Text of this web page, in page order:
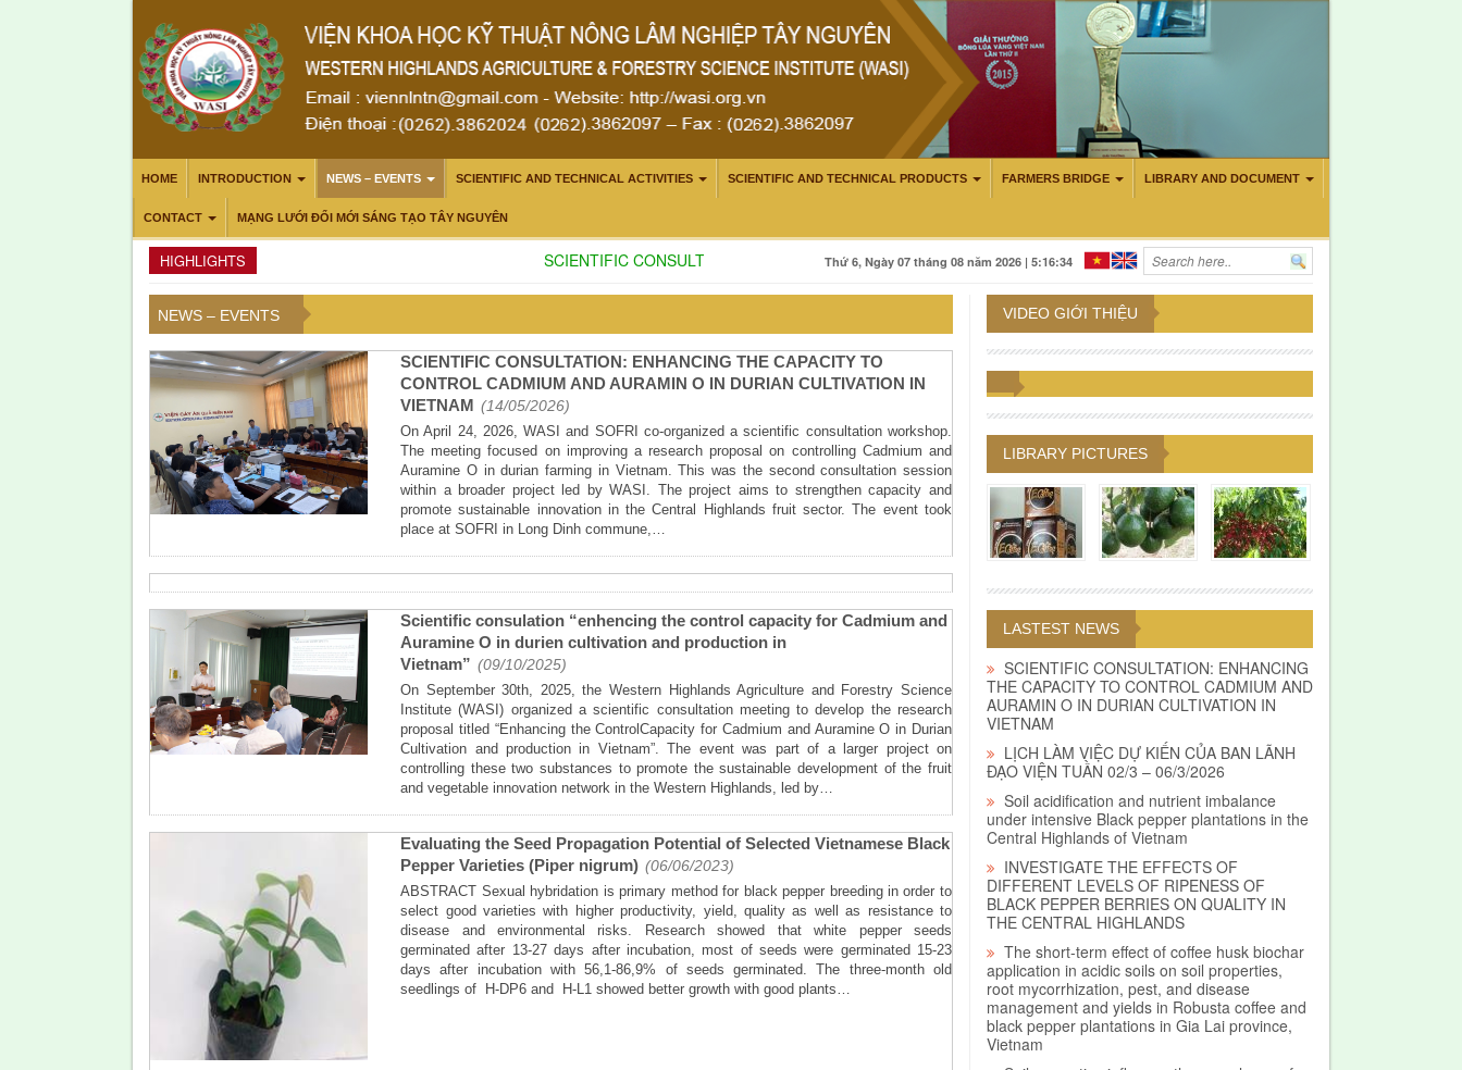
HOME INTRODUCTION NEWS – EVENTS SCIENTIFIC AND TECHNICAL ACTIVITIES SCIENTIFIC AND TECHNICAL PRODUCTS FARMERS BRIDGE LIBRARY AND DOCUMENT
CONTACT MẠNG LƯỚI ĐỔI MỚI SÁNG TẠO TÂY NGUYÊN
HIGHLIGHTS SCIENTIFIC CONSULTATION: ENHANCING THE CAPACITY TO CONTROL CADMIUM AND AURAMIN O IN DURIAN CULTIVATION IN
Thứ 6, Ngày 07 tháng 08 năm 2026 | 5:16:35
NEWS – EVENTS
SCIENTIFIC CONSULTATION: ENHANCING THE CAPACITY TO
CONTROL CADMIUM AND AURAMIN O IN DURIAN CULTIVATION IN
VIETNAM (14/05/2026)
On April 24, 2026, WASI and SOFRI co-organized a scientific consultation workshop.
The meeting focused on improving a research proposal on controlling Cadmium and
Auramine O in durian farming in Vietnam. This was the second consultation session
within a broader project led by WASI. The project aims to strengthen capacity and
promote sustainable innovation in the Central Highlands fruit sector. The event took
place at SOFRI in Long Dinh commune,…
Scientific consulation “enhencing the control capacity for Cadmium and
Auramine O in durien cultivation and production in
Vietnam” (09/10/2025)
On September 30th, 2025, the Western Highlands Agriculture and Forestry Science
Institute (WASI) organized a scientific consultation meeting to develop the research
proposal titled “Enhancing the ControlCapacity for Cadmium and Auramine O in Durian
Cultivation and production in Vietnam”. The event was part of a larger project on
controlling these two substances to promote the sustainable development of the fruit
and vegetable innovation network in the Western Highlands, led by…
Evaluating the Seed Propagation Potential of Selected Vietnamese Black
Pepper Varieties (Piper nigrum) (06/06/2023)
ABSTRACT Sexual hybridation is primary method for black pepper breeding in order to
select good varieties with higher productivity, yield, quality as well as resistance to
disease and environmental risks. Research showed that white pepper seeds
germinated after 13-27 days after incubation, most of seeds were germinated 15-23
days after incubation with 56,1-86,9% of seeds germinated. The three-month old
seedlings of H-DP6 and H-L1 showed better growth with good plants…
VIDEO GIỚI THIỆU
LIBRARY PICTURES
LASTEST NEWS
SCIENTIFIC CONSULTATION: ENHANCING
THE CAPACITY TO CONTROL CADMIUM AND
AURAMIN O IN DURIAN CULTIVATION IN
VIETNAM
LỊCH LÀM VIỆC DỰ KIẾN CỦA BAN LÃNH
ĐẠO VIỆN TUẦN 02/3 – 06/3/2026
Soil acidification and nutrient imbalance
under intensive Black pepper plantations in the
Central Highlands of Vietnam
INVESTIGATE THE EFFECTS OF
DIFFERENT LEVELS OF RIPENESS OF
BLACK PEPPER BERRIES ON QUALITY IN
THE CENTRAL HIGHLANDS
The short-term effect of coffee husk biochar
application in acidic soils on soil properties,
root mycorrhization, pest, and disease
management and yields in Robusta coffee and
black pepper plantations in Gia Lai province,
Vietnam